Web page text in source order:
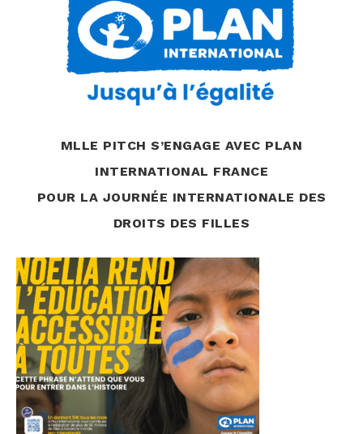
MLLE PITCH S’ENGAGE AVEC PLAN
INTERNATIONAL FRANCE
POUR LA JOURNÉE INTERNATIONALE DES
DROITS DES FILLES